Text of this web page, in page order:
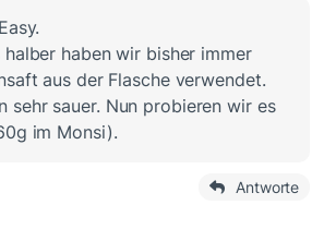
haben wir bisher immer
aus der Flasche verwendet.
sehr sauer. Nun probieren wir es
im Monsi).
Antworte